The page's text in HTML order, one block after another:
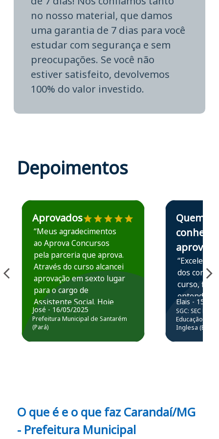
no nosso material, que damos
uma garantia de 7 dias para você
estudar com segurança e sem
preocupações. Se você não
estiver satisfeito, devolvemos
100% do valor investido.
Depoimentos
Estudante José recomenda o Aprova Concursos em
Aprovados
“Meus agradecimentos
ao Aprova Concursos
pela parceria que aprova.
Através do curso alcancei
aprovação em sexto lugar
para o cargo de
Assistente Social. Hoje
estou atuando na
Prefeitura de Santarém.
José - 16/05/2025
Prefeitura Municipal de Santarém
(Pará)
Estudante Elais
Quem
conhece,
aprova
“Excelente
dos
curso,
entender e
prática
resolução
questões.”
Elais - 15/07/
SGC: SEC BA
Educação
Inglesa (Edital
O que é e o que faz Carandaí/MG
- Prefeitura Municipal